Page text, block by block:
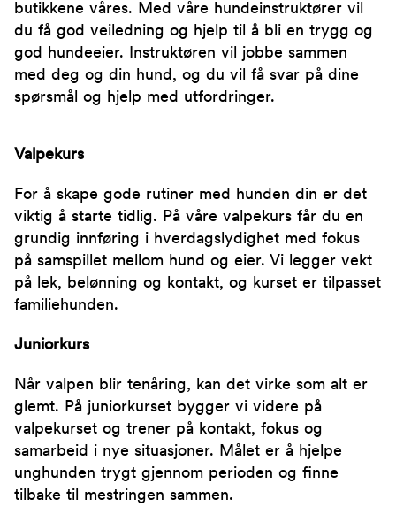
butikkene våres. Med våre hundeinstruktører vil
du få god veiledning og hjelp til å bli en trygg og
god hundeeier. Instruktøren vil jobbe sammen
med deg og din hund, og du vil få svar på dine
spørsmål og hjelp med utfordringer.
Valpekurs
For å skape gode rutiner med hunden din er det
viktig å starte tidlig. På våre valpekurs får du en
grundig innføring i hverdagslydighet med fokus
på samspillet mellom hund og eier. Vi legger vekt
på lek, belønning og kontakt, og kurset er tilpasset
familiehunden.
Juniorkurs
Når valpen blir tenåring, kan det virke som alt er
glemt. På juniorkurset bygger vi videre på
valpekurset og trener på kontakt, fokus og
samarbeid i nye situasjoner. Målet er å hjelpe
unghunden trygt gjennom perioden og finne
tilbake til mestringen sammen.